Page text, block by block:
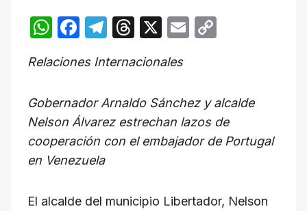
W
at
A
p
p
F
c
e
b
o
o
T
e
gr
a
m
T
e
a
d
s
X
E
y
Li
n
Relaciones Internacionales
Gobernador Arnaldo Sánchez y alcalde
Nelson Álvarez estrechan lazos de
cooperación con el embajador de Portugal
en Venezuela
El alcalde del municipio Libertador, Nelson